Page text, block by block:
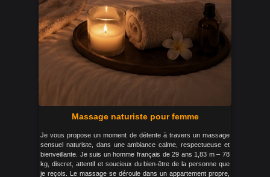
Massage naturiste pour femme
Je vous propose un moment de détente à travers un massage
sensuel naturiste, dans une ambiance calme, respectueuse et
bienveillante. Je suis un homme français de 29 ans 1,83 m – 78
kg, discret, attentif et soucieux du bien-être de la personne que
je reçois. Le massage se déroule dans un appartement propre,